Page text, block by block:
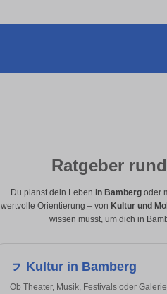
Ratgeber
Du planst dein Leben in Bamberg oder
wertvolle Orientierung – von Kultur und
wissen musst, um dich in
ㇷ Kultur in Bamberg
Ob Theater, Musik, Festivals oder